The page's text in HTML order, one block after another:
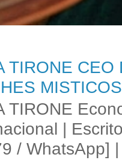
TIRONE
TIRONE
|
/ WhatsApp]